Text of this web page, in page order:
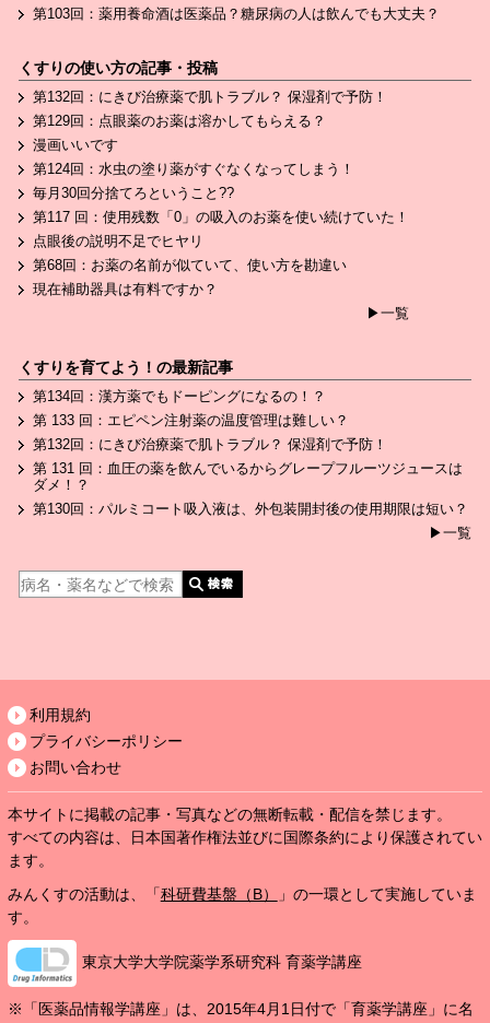
第103回：薬用養命酒は医薬品？糖尿病の人は飲んでも大丈夫？
くすりの使い方の記事・投稿
第132回：にきび治療薬で肌トラブル？ 保湿剤で予防！
第129回：点眼薬のお薬は溶かしてもらえる？
漫画いいです
第124回：水虫の塗り薬がすぐなくなってしまう！
毎月30回分捨てろということ??
第117 回：使用残数「0」の吸入のお薬を使い続けていた！
点眼後の説明不足でヒヤリ
第68回：お薬の名前が似ていて、使い方を勘違い
現在補助器具は有料ですか？
▶一覧
くすりを育てよう！の最新記事
第134回：漢方薬でもドーピングになるの！？
第 133 回：エピペン注射薬の温度管理は難しい？
第132回：にきび治療薬で肌トラブル？ 保湿剤で予防！
第 131 回：血圧の薬を飲んでいるからグレープフルーツジュースは
ダメ！？
第130回：パルミコート吸入液は、外包装開封後の使用期限は短い？
▶一覧
利用規約
プライバシーポリシー
お問い合わせ
本サイトに掲載の記事・写真などの無断転載・配信を禁じます。
すべての内容は、日本国著作権法並びに国際条約により保護されてい
ます。
みんくすの活動は、「科研費基盤（B）
」の一環として実施していま
す。
東京大学大学院薬学系研究科 育薬学講座
※「医薬品情報学講座」は、2015年4月1日付で「育薬学講座」に名